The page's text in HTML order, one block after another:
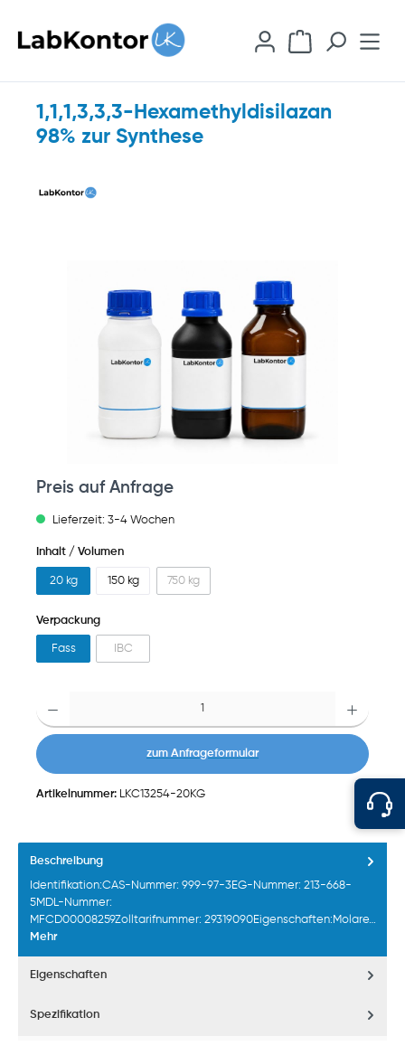
1,1,1,3,3,3-Hexamethyldisilazan
98% zur Synthese
Preis auf Anfrage
Lieferzeit: 3-4 Wochen
Inhalt / Volumen
20 kg 150 kg 750 kg
Verpackung
Fass IBC
zum Anfrageformular
Artikelnummer: LKC13254-20KG
Beschreibung
Identifikation:CAS-Nummer: 999-97-3EG-Nummer: 213-668-
5MDL-Nummer:
MFCD00008259Zolltarifnummer: 29319090Eigenschaften:Molare…
Mehr
Eigenschaften
Spezifikation